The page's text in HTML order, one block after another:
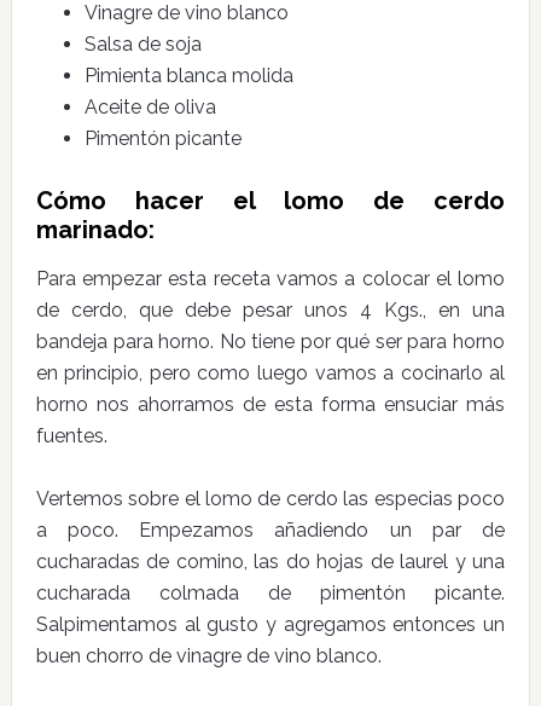
Vinagre de vino blanco
Salsa de soja
Pimienta blanca molida
Aceite de oliva
Pimentón picante
Cómo hacer el lomo de cerdo
marinado:
Para empezar esta receta vamos a colocar el lomo
de cerdo, que debe pesar unos 4 Kgs., en una
bandeja para horno. No tiene por qué ser para horno
en principio, pero como luego vamos a cocinarlo al
horno nos ahorramos de esta forma ensuciar más
fuentes.
Vertemos sobre el lomo de cerdo las especias poco
a poco. Empezamos añadiendo un par de
cucharadas de comino, las do hojas de laurel y una
cucharada colmada de pimentón picante.
Salpimentamos al gusto y agregamos entonces un
buen chorro de vinagre de vino blanco.